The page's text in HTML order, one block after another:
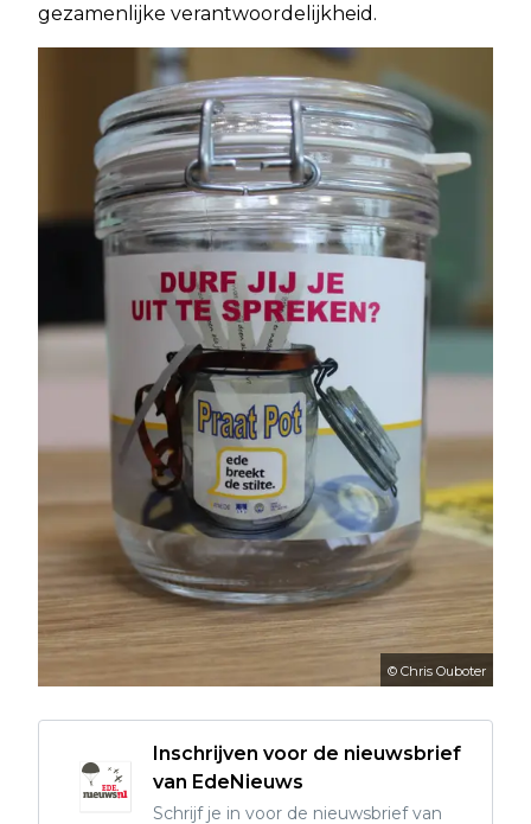
gezamenlijke verantwoordelijkheid.
© Chris Ouboter
Inschrijven voor de nieuwsbrief
van EdeNieuws
Schrijf je in voor de nieuwsbrief van